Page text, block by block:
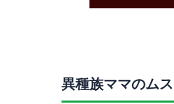
異種族ママのム